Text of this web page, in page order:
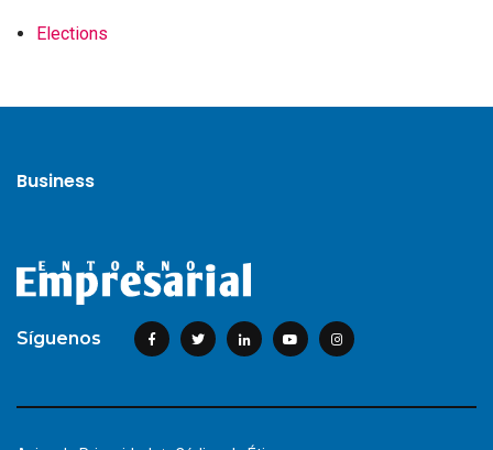
Elections
Business
Síguenos